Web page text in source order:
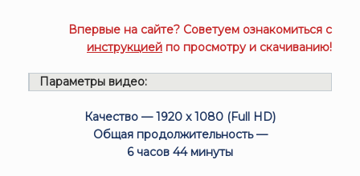
Впервые на сайте? Советуем ознакомиться с
инструкцией по просмотру и скачиванию!
Параметры видео:
Качество — 1920 x 1080 (Full HD)
Общая продолжительность —
6 часов 44 минуты